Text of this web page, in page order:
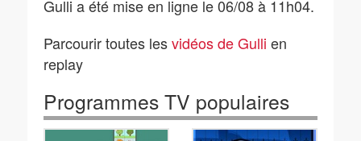
Gulli a été mise en ligne le 06/08 à 11h04.
Parcourir toutes lesvidéos de Gulli en
replay
Programmes TV populaires